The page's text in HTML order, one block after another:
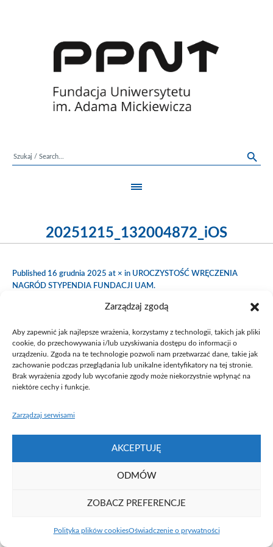
Zarządzaj zgodą
Aby zapewnić jak najlepsze wrażenia, korzystamy z technologii, takich jak pliki
cookie, do przechowywania i/lub uzyskiwania dostępu do informacji o
urządzeniu. Zgoda na te technologie pozwoli nam przetwarzać dane, takie jak
zachowanie podczas przeglądania lub unikalne identyfikatory na tej stronie.
Brak wyrażenia zgody lub wycofanie zgody może niekorzystnie wpłynąć na
niektóre cechy i funkcje.
Zarządzaj serwisami
AKCEPTUJĘ
ODMÓW
ZOBACZ PREFERENCJE
Polityka plików cookiesOświadczenie o prywatności
20251215_132004872_iOS
Published 16 grudnia 2025 at × in UROCZYSTOŚĆ WRĘCZENIA
NAGRÓD STYPENDIA FUNDACJI UAM.